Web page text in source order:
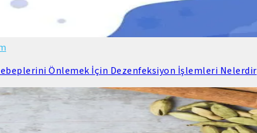
Önlemek İçin Dezenfeksiyon İşlemleri Nelerdir